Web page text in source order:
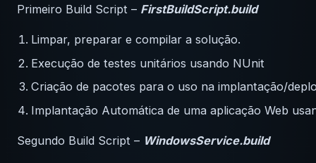
Primeiro Build Script – FirstBuildScript.build
Limpar, preparar e compilar a solução.
Execução de testes unitários usando NUnit
Criação de pacotes para o uso na implantação/
Implantação Automática de uma aplicação Web
Segundo Build Script – WindowsService.build